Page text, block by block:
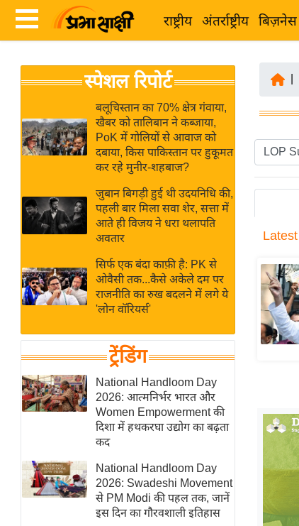
राष्ट्रीय अंतर्राष्ट्रीय बिज़नेस
News
Hindi
Hindi
Live
News in
Hindi
News
Hindi
Videos
ब
र
अंतर्राष्ट्रीय
बिज़नेस
उद्योग
विशेषज्ञ
राय
खेल
क्रिकेट
IPL
2026
मिसाल बेमिसाल
शख्सियत
यंग इंडिया
स्पेशल रिपोर्ट
बलूचिस्तान का 70% क्षेत्र गंवाया,
खैबर को तालिबान ने कब्जाया,
PoK में गोलियों से आवाज को
दबाया, किस पाकिस्तान पर हुकूमत
कर रहे मुनीर-शहबाज?
जुबान बिगड़ी हुई थी उदयनिधि की,
पहली बार मिला सवा शेर, सत्ता में
आते ही विजय ने धरा थलापति
अवतार
सिर्फ एक बंदा काफ़ी है: PK से
ओवैसी तक...कैसे अकेले दम पर
राजनीति का रुख बदलने में लगे ये
'लोन वॉरियर्स'
ट्रेंडिंग
National Handloom Day
2026: आत्मनिर्भर भारत और
Women Empowerment की
दिशा में हथकरघा उद्योग का बढ़ता
कद
National Handloom Day
2026: Swadeshi Movement
से PM Modi की पहल तक, जानें
इस दिन का गौरवशाली इतिहास
Latest